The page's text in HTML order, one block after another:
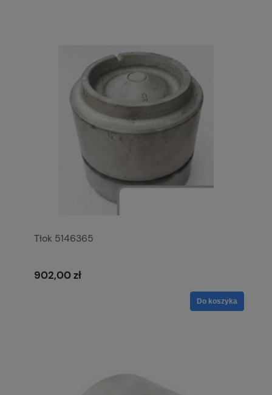
Tłok 5146365
902,00 zł
Do koszyka